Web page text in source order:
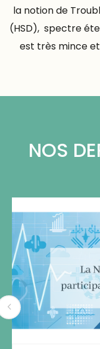
la notion de
(HSD), spectre
est très mince
NOS